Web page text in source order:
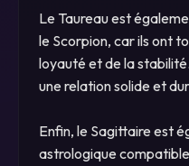
Le Taureau est
le Scorpion, car ils ont
loyauté et de la
une relation solide et
Enfin, le Sagittaire est
astrologique